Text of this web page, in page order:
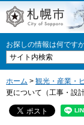
札幌市
お探しの情報は何ですか
ホーム > 観光・産業・
更について（工事・設